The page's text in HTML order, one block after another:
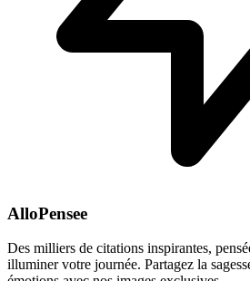
AlloPensee
Des milliers de citations inspirantes,
illuminer votre journée. Partagez la